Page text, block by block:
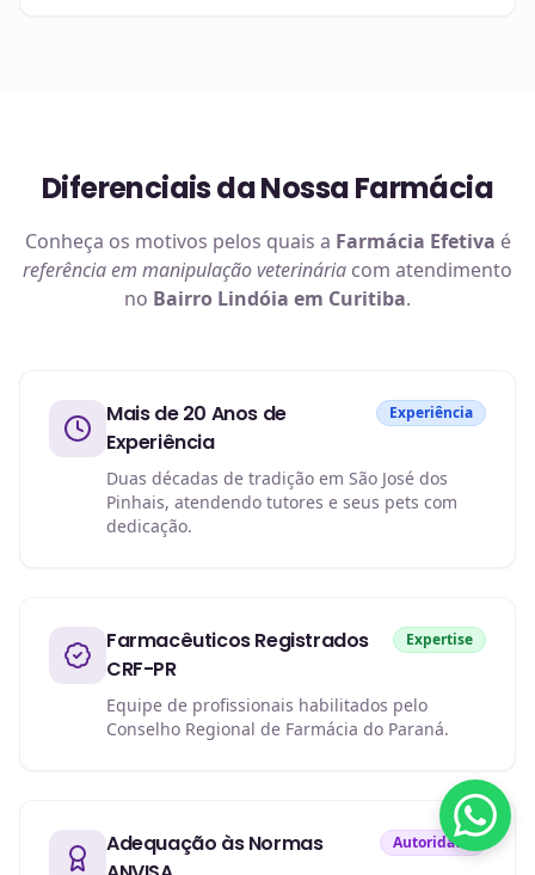
Diferenciais da Nossa Farmácia
Conheça os motivos pelos quais a Farmácia Efetiva é
referência em manipulação veterinária com atendimento
no Bairro Lindóia em Curitiba.
Mais de 20 Anos de
Experiência
Experiência
Duas décadas de tradição em São José dos
Pinhais, atendendo tutores e seus pets com
dedicação.
Farmacêuticos Registrados
CRF-PR
Expertise
Equipe de profissionais habilitados pelo
Conselho Regional de Farmácia do Paraná.
Adequação às Normas
Autoridade